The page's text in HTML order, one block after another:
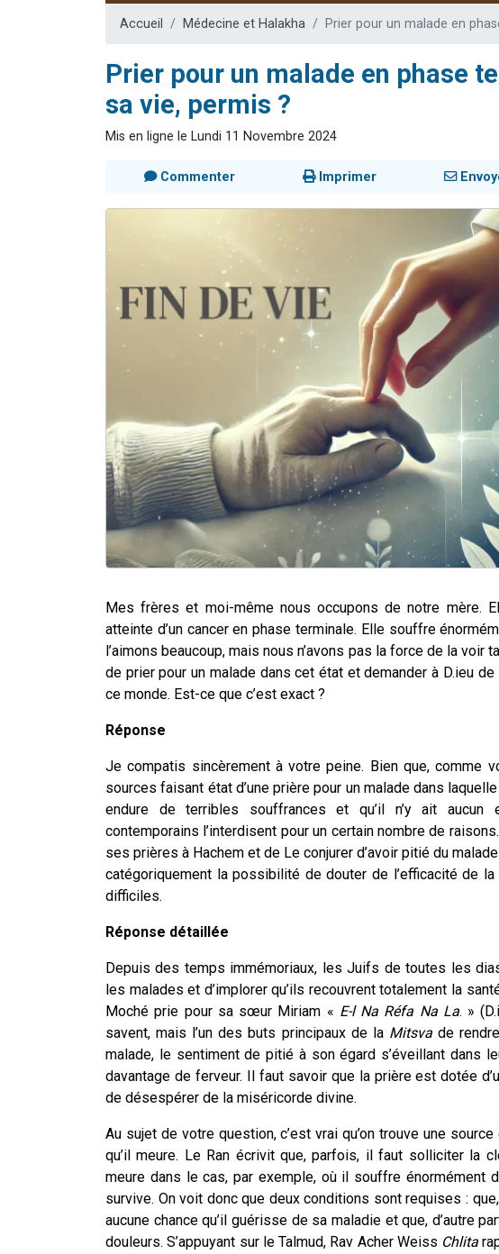
Accueil Médecine et Halakha Prier pour un malade en
Prier pour un malade en phase
sa vie, permis ?
Mis en ligne le Lundi 11 Novembre 2024
Commenter Imprimer
Mes frères et moi-même nous occupons de notre mère.
atteinte d’un cancer en phase terminale. Elle souffre
l’aimons beaucoup, mais nous n’avons pas la force de la
de prier pour un malade dans cet état et demander à D.ieu
ce monde. Est-ce que c’est exact ?
Réponse
Je compatis sincèrement à votre peine. Bien que, comme
sources faisant état d’une prière pour un malade dans
endure de terribles souffrances et qu’il n’y ait aucun
contemporains l’interdisent pour un certain nombre de
ses prières à Hachem et de Le conjurer d’avoir pitié du
catégoriquement la possibilité de douter de l’efficacité de
difficiles.
Réponse détaillée
Depuis des temps immémoriaux, les Juifs de toutes les
les malades et d’implorer qu’ils recouvrent totalement la
Moché prie pour sa sœur Miriam « E-l Na Réfa Na La. »
savent, mais l’un des buts principaux de la Mitsvade
malade, le sentiment de pitié à son égard s’éveillant dans
davantage de ferveur. Il faut savoir que la prière est dotée
de désespérer de la miséricorde divine.
Au sujet de votre question, c’est vrai qu’on trouve une
qu’il meure. Le Ran écrivit que, parfois, il faut solliciter la
meure dans le cas, par exemple, où il souffre énormément
survive. On voit donc que deux conditions sont requises :
aucune chance qu’il guérisse de sa maladie et que, d’autre
douleurs. S’appuyant sur le Talmud, Rav Acher Weiss Chlita